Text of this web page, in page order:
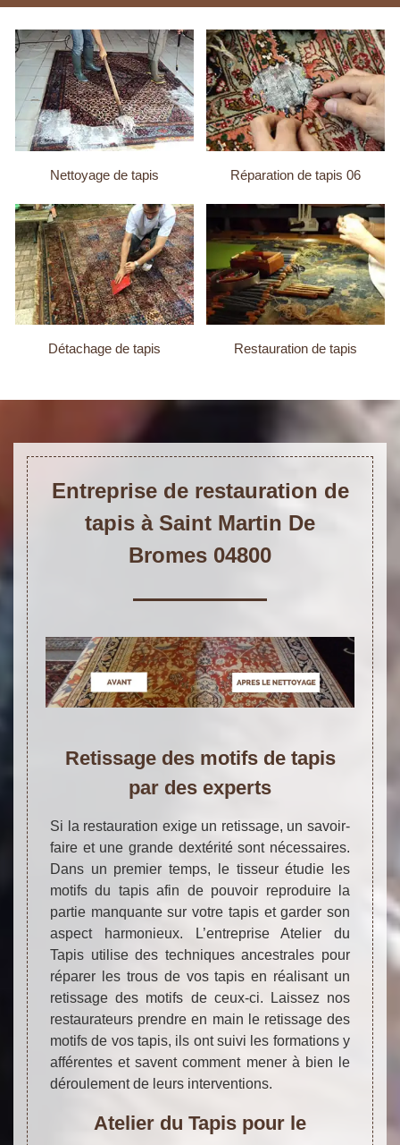
Nettoyage de tapis Réparation de tapis 06
Détachage de tapis Restauration de tapis
Entreprise de restauration de
tapis à Saint Martin De
Bromes 04800
Retissage des motifs de tapis
par des experts
Si la restauration exige un retissage, un savoir-
faire et une grande dextérité sont nécessaires.
Dans un premier temps, le tisseur étudie les
motifs du tapis afin de pouvoir reproduire la
partie manquante sur votre tapis et garder son
aspect harmonieux. L’entreprise Atelier du
Tapis utilise des techniques ancestrales pour
réparer les trous de vos tapis en réalisant un
retissage des motifs de ceux-ci. Laissez nos
restaurateurs prendre en main le retissage des
motifs de vos tapis, ils ont suivi les formations y
afférentes et savent comment mener à bien le
déroulement de leurs interventions.
Atelier du Tapis pour le